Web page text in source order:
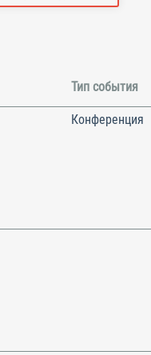
Тип события
Конференция